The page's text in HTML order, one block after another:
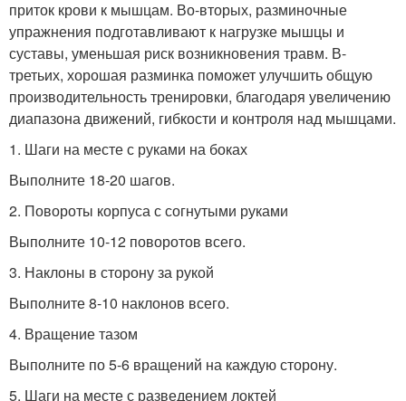
приток крови к мышцам. Во-вторых, разминочные
упражнения подготавливают к нагрузке мышцы и
суставы, уменьшая риск возникновения травм. В-
третьих, хорошая разминка поможет улучшить общую
производительность тренировки, благодаря увеличению
диапазона движений, гибкости и контроля над мышцами.
1. Шаги на месте с руками на боках
Выполните 18-20 шагов.
2. Повороты корпуса с согнутыми руками
Выполните 10-12 поворотов всего.
3. Наклоны в сторону за рукой
Выполните 8-10 наклонов всего.
4. Вращение тазом
Выполните по 5-6 вращений на каждую сторону.
5. Шаги на месте с разведением локтей